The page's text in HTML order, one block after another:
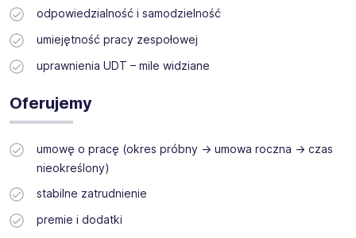
odpowiedzialność i samodzielność
umiejętność pracy zespołowej
uprawnienia UDT – mile widziane
Oferujemy
umowę o pracę (okres próbny → umowa roczna → czas
nieokreślony)
stabilne zatrudnienie
premie i dodatki